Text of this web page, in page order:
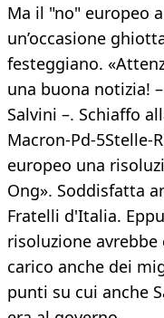
Ma il "no" europeo
un’occasione
festeggiano.
una buona notizia!
Salvini –. Schiaffo
Macron-Pd-5Stelle-
europeo una
Ong». Soddisfatta
Fratelli d'Italia.
risoluzione
carico anche dei
punti su cui anche